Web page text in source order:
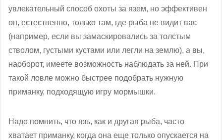
увлекательный способ охоты за язем, но эффективен
он, естественно, только там, где рыба не видит вас
(например, если вы замаскировались за толстым
стволом, густыми кустами или легли на землю), а вы,
наоборот, имеете возможность наблюдать за ней. При
такой ловле можно быстрее подобрать нужную
приманку, подходящую игру мормышки.
Надо помнить, что язь, как и другая рыба, часто
хватает приманку, когда она еще только опускается на